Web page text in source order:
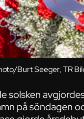
Burt Seeger, TR
solsken
på söndagen